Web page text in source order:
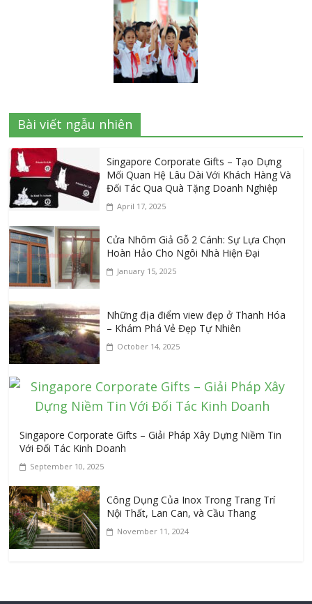
Bài viết ngẫu nhiên
Singapore Corporate Gifts – Tạo Dựng
Mối Quan Hệ Lâu Dài Với Khách Hàng Và
Đối Tác Qua Quà Tặng Doanh Nghiệp
April 17, 2025
Cửa Nhôm Giả Gỗ 2 Cánh: Sự Lựa Chọn
Hoàn Hảo Cho Ngôi Nhà Hiện Đại
January 15, 2025
Những địa điểm view đẹp ở Thanh Hóa
– Khám Phá Vẻ Đẹp Tự Nhiên
October 14, 2025
Singapore Corporate Gifts – Giải Pháp Xây Dựng Niềm Tin
Với Đối Tác Kinh Doanh
September 10, 2025
Công Dụng Của Inox Trong Trang Trí
Nội Thất, Lan Can, và Cầu Thang
November 11, 2024